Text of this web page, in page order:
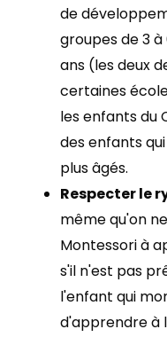
de
groupes de 3 à
ans (les deux
certaines
les enfants du
des enfants
plus âgés.
Respecter le
même qu'on
Montessori à
s'il n'est pas
l'enfant qui
d'apprendre à